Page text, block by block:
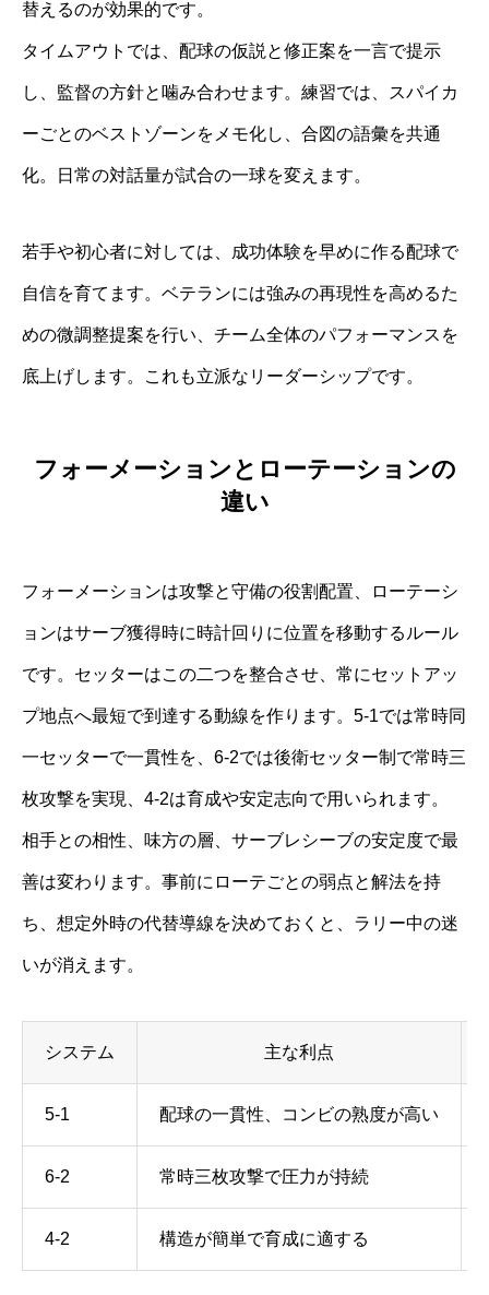
替えるのが効果的です。
タイムアウトでは、配球の仮説と修正案を一言で提示
し、監督の方針と噛み合わせます。練習では、スパイカ
ーごとのベストゾーンをメモ化し、合図の語彙を共通
化。日常の対話量が試合の一球を変えます。
若手や初心者に対しては、成功体験を早めに作る配球で
自信を育てます。ベテランには強みの再現性を高めるた
めの微調整提案を行い、チーム全体のパフォーマンスを
底上げします。これも立派なリーダーシップです。
フォーメーションとローテーションの
違い
フォーメーションは攻撃と守備の役割配置、ローテーシ
ョンはサーブ獲得時に時計回りに位置を移動するルール
です。セッターはこの二つを整合させ、常にセットアッ
プ地点へ最短で到達する動線を作ります。5-1では常時同
一セッターで一貫性を、6-2では後衛セッター制で常時三
枚攻撃を実現、4-2は育成や安定志向で用いられます。
相手との相性、味方の層、サーブレシーブの安定度で最
善は変わります。事前にローテごとの弱点と解法を持
ち、想定外時の代替導線を決めておくと、ラリー中の迷
いが消えます。
システム 主な利点
5-1 配球の一貫性、コンビの熟度が高い
6-2 常時三枚攻撃で圧力が持続
4-2 構造が簡単で育成に適する